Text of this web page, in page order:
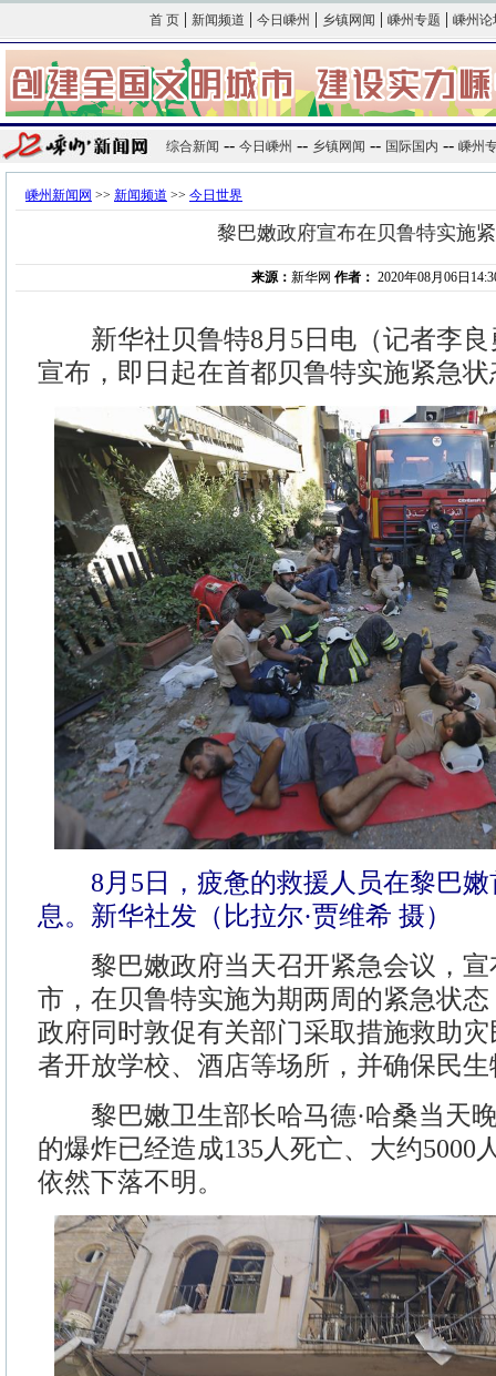
首 页 | 新闻频道 | 今日嵊州 | 乡镇网闻 | 嵊州专题 | 嵊州论
综合新闻 -- 今日嵊州 -- 乡镇网闻 -- 国际国内 -- 嵊州
嵊州新闻网 >> 新闻频道 >> 今日世界
黎巴嫩政府宣布在贝鲁特实施
来源：新华网作者： 2020年08月06日
新华社贝鲁特8月5日电（记者李良
宣布，即日起在首都贝鲁特实施紧急
8月5日，疲惫的救援人员在黎巴嫩
息。新华社发（比拉尔·贾维希 摄）
黎巴嫩政府当天召开紧急会议，宣
市，在贝鲁特实施为期两周的紧急状
政府同时敦促有关部门采取措施救助
者开放学校、酒店等场所，并确保民
黎巴嫩卫生部长哈马德·哈桑当天
的爆炸已经造成135人死亡、大约5000
依然下落不明。